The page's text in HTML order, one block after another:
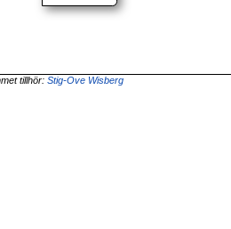
tillhör:Stig-Ove Wisberg